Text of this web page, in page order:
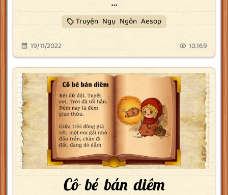
Truyện Ngụ Ngôn Aesop
19/11/2022 10.169
Cô bé bán diêm